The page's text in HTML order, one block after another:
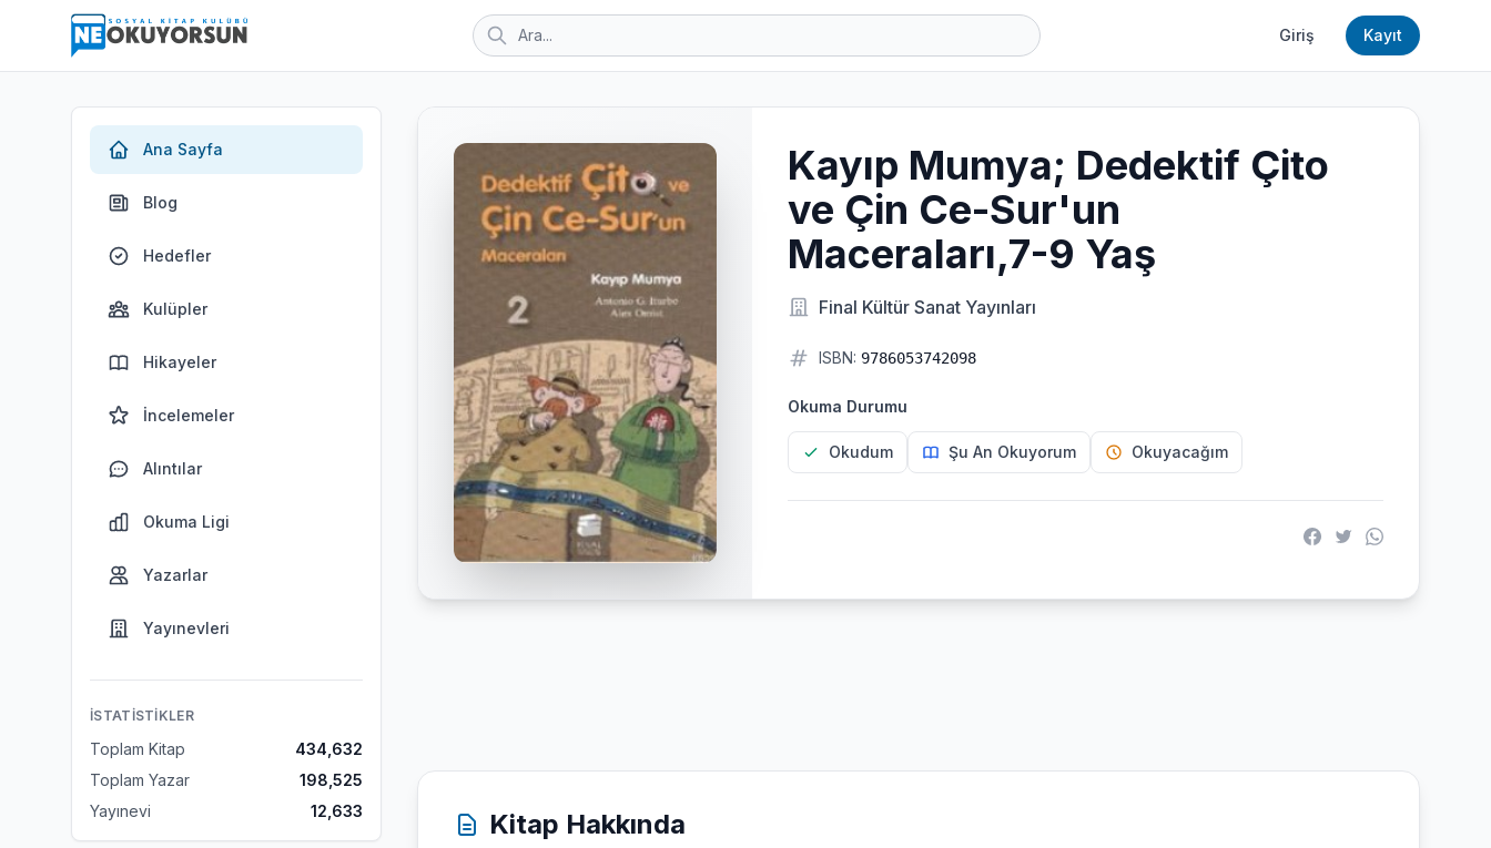
Giriş Kayıt
Ana Sayfa
Blog
Hedefler
Kulüpler
Hikayeler
İncelemeler
Alıntılar
Okuma Ligi
Yazarlar
Yayınevleri
İSTATISTIKLER
Toplam Kitap
434,632
Toplam Yazar
198,525
Yayınevi
12,633
Kayıp Mumya; Dedektif Çito
ve Çin Ce-Sur'un
Maceraları,7-9 Yaş
Final Kültür Sanat Yayınları
ISBN: 9786053742098
Okuma Durumu
Okudum Şu An Okuyorum Okuyacağım
Kitap Hakkında